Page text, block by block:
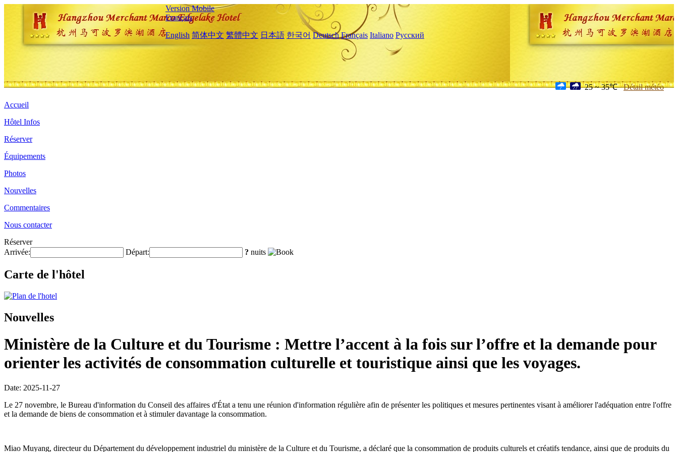
Version Mobile
Français
English 简体中文 繁體中文 日本語 한국어 Deutsch Français Italiano Русский
25 ~ 35℃ Détail météo
Accueil
Hôtel Infos
Réserver
Équipements
Photos
Nouvelles
Commentaires
Nous contacter
Réserver
Arrivée:
Départ: ? nuits
Carte de l'hôtel
Nouvelles
Ministère de la Culture et du Tourisme : Mettre l’accent à la fois sur l’offre et la demande pour
orienter les activités de consommation culturelle et touristique ainsi que les voyages.
Date: 2025-11-27
Le 27 novembre, le Bureau d'information du Conseil des affaires d'État a tenu une réunion d'information régulière afin de présenter les politiques et mesures pertinentes visant à améliorer l'adéquation entre l'offre
et la demande de biens de consommation et à stimuler davantage la consommation.
Miao Muyang, directeur du Département du développement industriel du ministère de la Culture et du Tourisme, a déclaré que la consommation de produits culturels et créatifs tendance, ainsi que de produits du